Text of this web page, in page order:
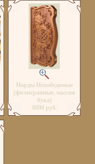
Нарды Непобедимые
(филигранные, массив
бука)
8890 руб.